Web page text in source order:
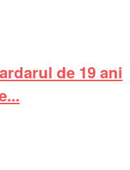
de 19 ani